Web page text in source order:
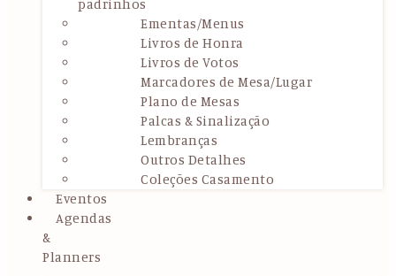
padrinhos
Ementas/Menus
Livros de Honra
Livros de Votos
Marcadores de Mesa/Lugar
Plano de Mesas
Palcas & Sinalização
Lembranças
Outros Detalhes
Coleções Casamento
Eventos
Agendas
&
Planners